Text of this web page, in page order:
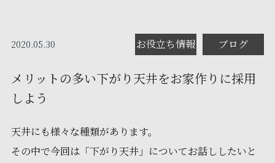
2020.05.30 お役立ち情報 ブログ
メリットの多い下がり天井をお家作りに採用
しよう
天井にも様々な種類があります。
その中で今回は「下がり天井」についてお話ししたいと